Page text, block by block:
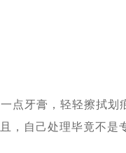
牙膏，轻轻擦拭划
，自己处理毕竟不是